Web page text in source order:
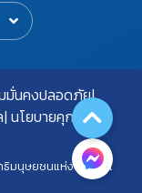
มั่นคงปลอดภัย
นโยบายคุกกี้
มนุษยชนแห่งชาติ. All